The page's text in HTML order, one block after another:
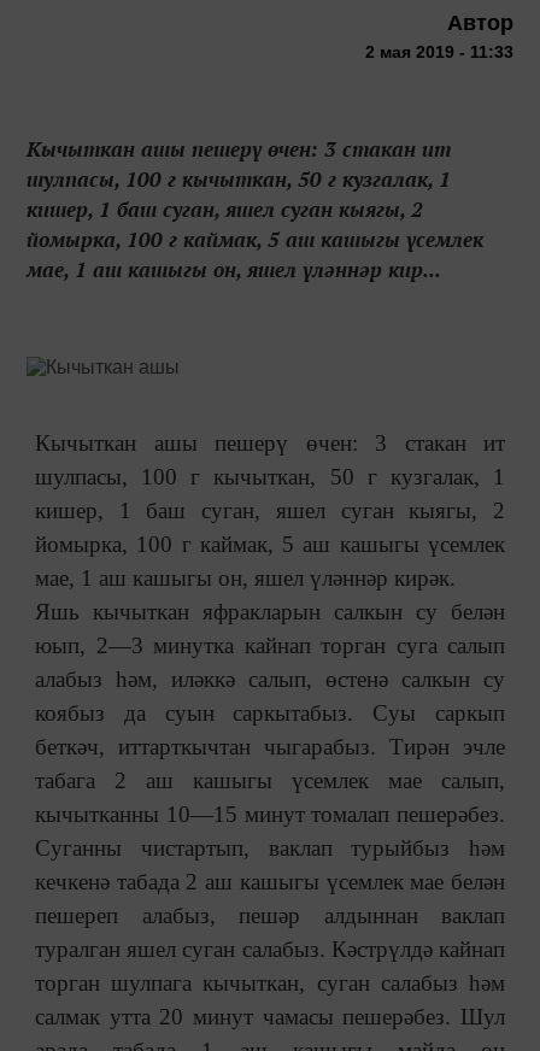
Автор
2 мая 2019 - 11:33
Кычыткан ашы пешерү өчен: 3 стакан ит
шулпасы, 100 г кычыткан, 50 г кузгалак, 1
кишер, 1 баш суган, яшел суган кыягы, 2
йомырка, 100 г каймак, 5 аш кашыгы үсемлек
мае, 1 аш кашыгы он, яшел үләннәр кир...
Кычыткан ашы пешерү өчен: 3 стакан ит
шулпасы, 100 г кычыткан, 50 г кузгалак, 1
кишер, 1 баш суган, яшел суган кыягы, 2
йомырка, 100 г каймак, 5 аш кашыгы үсемлек
мае, 1 аш кашыгы он, яшел үләннәр кирәк.
Яшь кычыткан яфракларын салкын су белән
юып, 2—3 минутка кайнап торган суга салып
алабыз һәм, иләккә салып, өстенә салкын су
коябыз да суын саркытабыз. Суы саркып
беткәч, иттарткычтан чыгарабыз. Тирән эчле
табага 2 аш кашыгы үсемлек мае салып,
кычытканны 10—15 минут томалап пешерәбез.
Суганны чистартып, ваклап турыйбыз һәм
кечкенә табада 2 аш кашыгы үсемлек мае белән
пешереп алабыз, пешәр алдыннан ваклап
туралган яшел суган салабыз. Кәстрүлдә кайнап
торган шулпага кычыткан, суган салабыз һәм
салмак утта 20 минут чамасы пешерәбез. Шул